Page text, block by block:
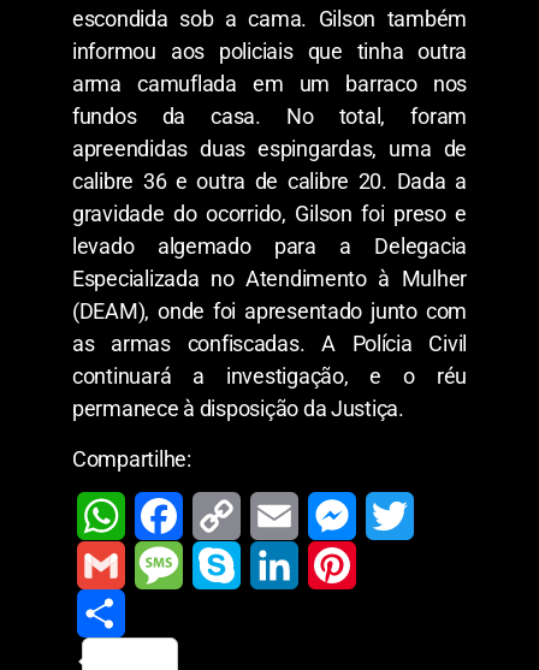
escondida sob a cama. Gilson também
informou aos policiaisque tinha outra
armacamuflada em um barraco nos
fundos dacasa. No total, foram
apreendidas duas espingardas, uma de
calibre 36 e outra de calibre 20. Dada a
gravidadedo ocorrido, Gilsonfoi presoe
levadoalgemado para a Delegacia
Especializada no Atendimento à Mulher
(DEAM), onde foi apresentado juntocom
as
armas confiscadas. A Polícia Civil
continuará a investigação, e o réu
permanece à disposição da Justiça.
Compartilhe:
W
h
a
F C E M
G
mS